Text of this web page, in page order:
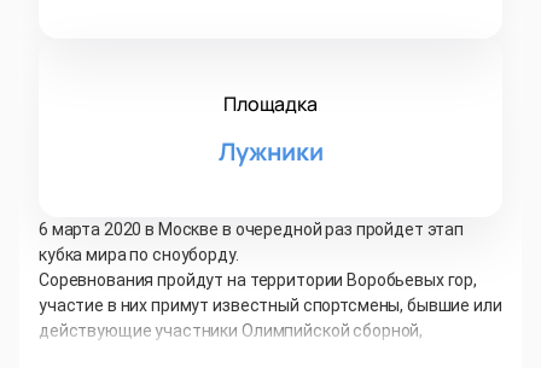
Площадка
Лужники
6 марта 2020 в Москве в очередной раз пройдет этап
кубка мира по сноуборду.
Соревнования пройдут на территории Воробьевых гор,
участие в них примут известный спортсмены, бывшие или
действующие участники Олимпийской сборной,